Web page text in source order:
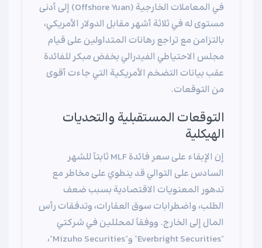
في المعاملات الخارجية (Offshore Yuan) إلى أدنى
مستوى له في ثلاثة أشهر مقابل الدولار الأمريكي،
بالتزامن مع تراجع رهانات المتداولين على قيام
مجلس الاحتياطي الفيدرالي بخفض مبكر للفائدة
عقب بيانات التضخم الأمريكية التي جاءت أقوى
من التوقعات.
التوقعات المستقبلية والتحديات
الهيكلية
إن الإبقاء على سعر فائدة MLF ثابتاً للشهر
السادس على التوالي قد ينطوي على مخاطر مع
تدهور المعنويات الاقتصادية بسبب ضعف
الطلب، واضطرابات سوق العقارات، وتدفقات رأس
المال إلى الخارج. ووفقاً لمحللين في شركتي
"Everbright Securities" و"Mizuho Securities"،